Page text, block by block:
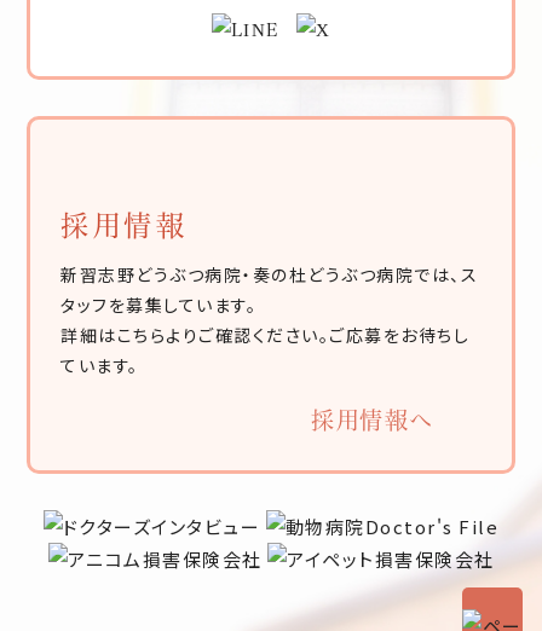
採用情報
新習志野どうぶつ病院・奏の杜どうぶつ病院では、ス
タッフを募集しています。
詳細はこちらよりご確認ください。ご応募をお待ちし
ています。
採用情報へ